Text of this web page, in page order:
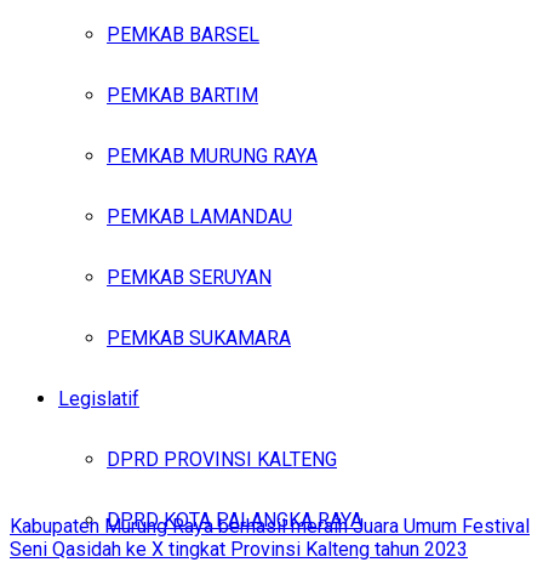
PEMKAB BARSEL
PEMKAB BARTIM
PEMKAB MURUNG RAYA
PEMKAB LAMANDAU
PEMKAB SERUYAN
PEMKAB SUKAMARA
Legislatif
DPRD PROVINSI KALTENG
DPRD KOTA PALANGKA RAYA
Kabupaten Murung Raya berhasil meraih Juara Umum Festival
Seni Qasidah ke X tingkat Provinsi Kalteng tahun 2023